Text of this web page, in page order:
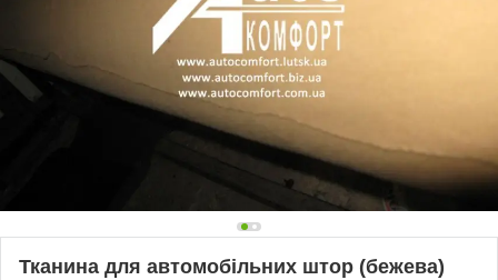
Тканина для автомобільних штор (бежева)